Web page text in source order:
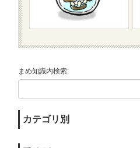
まめ知識内検索:
カテゴリ別